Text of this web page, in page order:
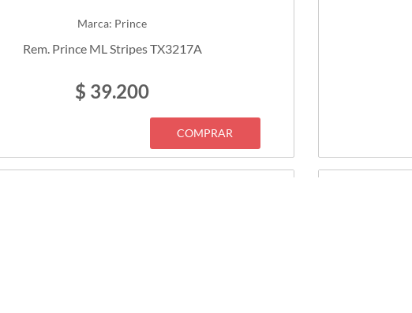
Marca: Prince
Rem. Prince ML Stripes TX3217A
$ 39.200
COMPRAR